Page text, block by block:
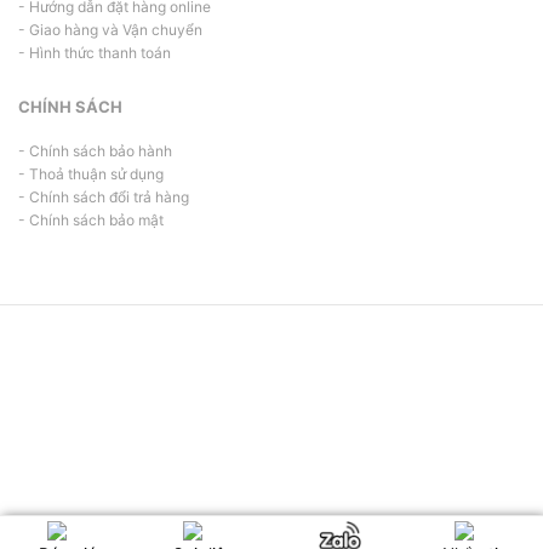
- Hướng dẫn đặt hàng online
- Giao hàng và Vận chuyển
- Hình thức thanh toán
CHÍNH SÁCH
- Chính sách bảo hành
- Thoả thuận sử dụng
- Chính sách đổi trả hàng
- Chính sách bảo mật